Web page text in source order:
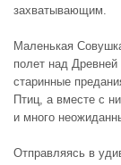
захватывающим.
Маленькая
полет над
старинные
Птиц, а вместе с
и много
Отправляясь в